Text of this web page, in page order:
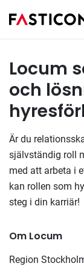
Tillsatta
Locum
och
Är du
självständig roll
med att arbeta i
kan rollen som
steg i din karriär!
Om Locum
Region